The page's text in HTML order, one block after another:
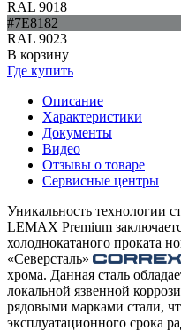
RAL 9018
#7E8182
RAL 9023
В корзину
Где купить
Описание
Характеристики
Документы
Видео
Отзывы о товаре
Сервисные центры
Уникальность технологии
LEMAX Premium
холоднокатаного проката
«Северсталь»
хрома. Данная сталь
локальной язвенной
рядовыми марками стали,
эксплуатационного срока